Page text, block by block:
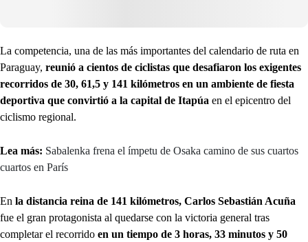
La competencia, una de las más importantes del calendario de ruta en
Paraguay, reunió a cientos de ciclistas que desafiaron los exigentes
recorridos de 30, 61,5 y 141 kilómetros en un ambiente de fiesta
deportiva que convirtió a la capital de Itapúa en el epicentro del
ciclismo regional.
Lea más: Sabalenka frena el ímpetu de Osaka camino de sus cuartos
cuartos en París
En la distancia reina de 141 kilómetros, Carlos Sebastián Acuña
fue el gran protagonista al quedarse con la victoria general tras
completar el recorrido en un tiempo de 3 horas, 33 minutos y 50